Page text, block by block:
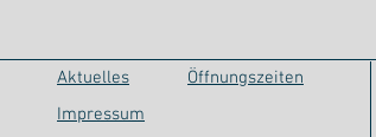
Aktuelles
Impressum
​Öffnungszeiten